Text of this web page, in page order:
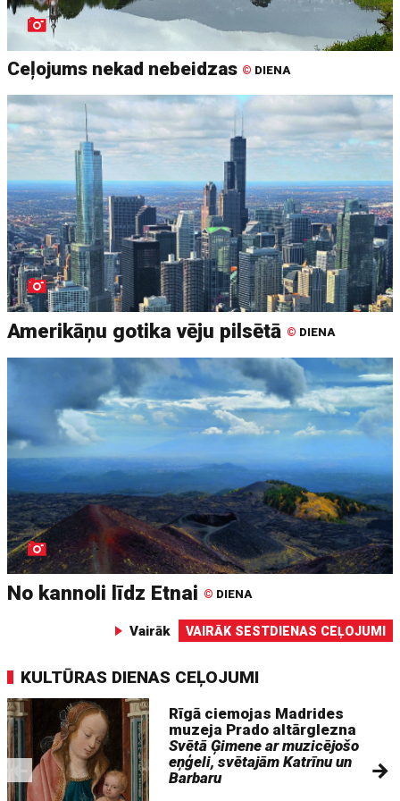
Ceļojums nekad nebeidzas © DIENA
Amerikāņu gotika vēju pilsētā © DIENA
No kannoli līdz Etnai © DIENA
Vairāk VAIRĀK SESTDIENAS CEĻOJUMI
KULTŪRAS DIENAS CEĻOJUMI
Rīgā ciemojas Madrides
muzeja Prado altārglezna
Svētā Ģimene ar muzicējošo
eņģeli, svētajām Katrīnu un
Barbaru